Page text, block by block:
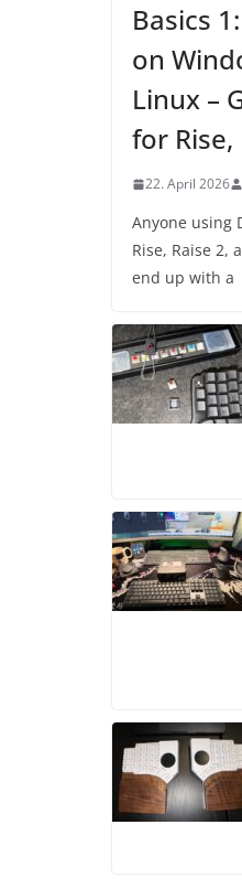
Basics
on
Linux –
for Rise,
22. April 2026
Anyone using
Rise, Raise 2,
end up with a